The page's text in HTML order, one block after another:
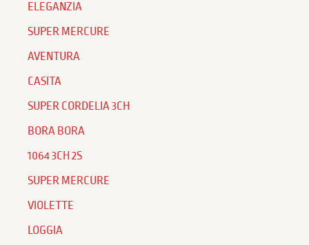
ELEGANZIA
SUPER MERCURE
AVENTURA
CASITA
SUPER CORDELIA 3CH
BORA BORA
1064 3CH 2S
SUPER MERCURE
VIOLETTE
LOGGIA